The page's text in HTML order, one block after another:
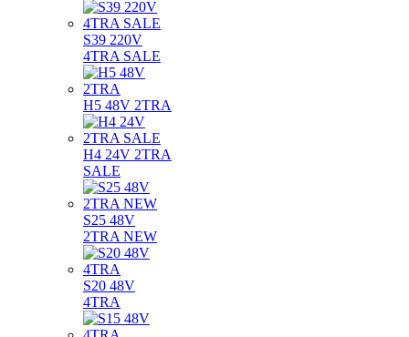
S39 220V
4TRA SALE
H5 48V 2TRA
H4 24V 2TRA
SALE
S25 48V
2TRA NEW
S20 48V
4TRA